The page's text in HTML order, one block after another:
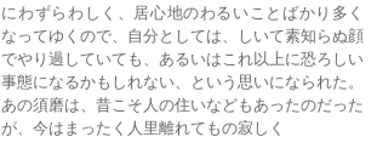
にわずらわしく、居心地のわるいことばかり多く
なってゆくので、自分としては、しいて素知らぬ顔
でやり過していても、あるいはこれ以上に恐ろしい
事態になるかもしれない、という思いになられた。
あの須磨は、昔こそ人の住いなどもあったのだった
が、今はまったく人里離れてもの寂しく